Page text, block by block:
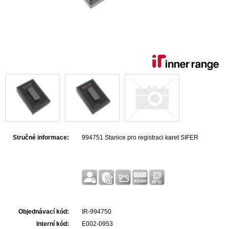
Stručné informace: 994751 Stanice pro registraci karet SIFER
Objednávací kód:
IR-994750
Interní kód:
E002-0953